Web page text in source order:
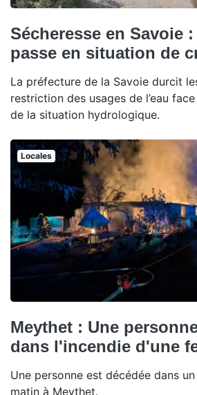
Sécheresse en Savoie
passe en situation de
La préfecture de la Savoie durcit
restriction des usages de l’eau
de la situation hydrologique.
Locales
Meythet : Une
dans l'incendie d'une
Une personne est décédée dans
matin à Meythet.